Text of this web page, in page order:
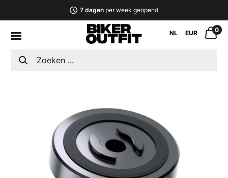
7 dagenper week geopend
NL EUR 0